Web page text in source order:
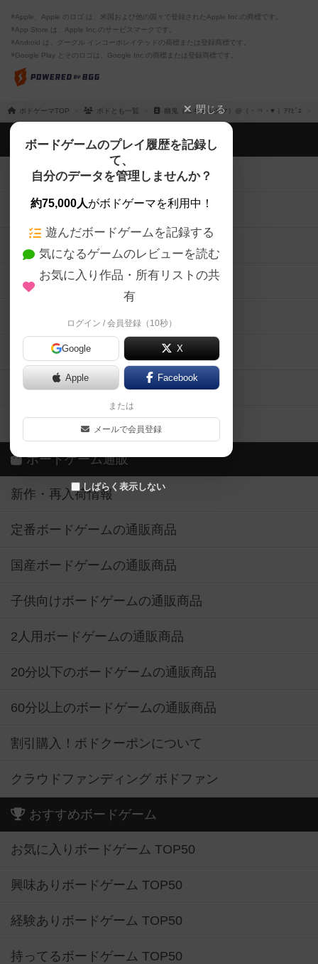
※Apple、Apple のロゴ は、米国および他の国々で登録されたApple Inc.の商標です。
※App Store は、Apple Inc.のサービスマークです。
※Android は、グーグル インコーポレイテッドの商標または登録商標です。
※Google Play とそのロゴは、Google Inc.の商標または登録商標です。
ボドゲーマTOP ボドとも一覧 幽鬼（ユキテルグマ）@（・ㅋ・♥ ）ｱﾏﾋﾞｴ
閉じる
ボードゲームのプレイ履歴を記録し
て、
自分のデータを管理しませんか？
約75,000人がボドゲーマを利用中！
遊んだボードゲームを記録する
気になるゲームのレビューを読む
お気に入り作品・所有リストの共
有
ログイン / 会員登録（10秒）
Google X
Apple Facebook
または
メールで会員登録
しばらく表示しない
ボドゲーマTOP
ボードゲームを検索する
ボードゲームの新着レビュー
ボードゲーム会情報
メカニクス特集
掲示板・トピックス
ボドとも・会員一覧
ボードゲーム業界コラム
ボドゲーマご利用案内
ボードゲーム通販
新作・再入荷情報
定番ボードゲームの通販商品
国産ボードゲームの通販商品
子供向けボードゲームの通販商品
2人用ボードゲームの通販商品
20分以下のボードゲームの通販商品
60分以上のボードゲームの通販商品
割引購入！ボドクーポンについて
クラウドファンディング ボドファン
おすすめボードゲーム
お気に入りボードゲーム TOP50
興味ありボードゲーム TOP50
経験ありボードゲーム TOP50
持ってるボードゲーム TOP50